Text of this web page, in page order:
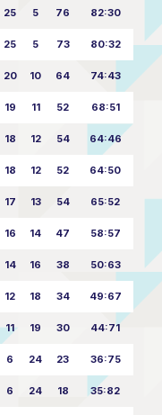
25 5 76 82:30
25 5 73 80:32
20 10 64 74:43
19 11 52 68:51
18 12 54 64:46
18 12 52 64:50
17 13 54 65:52
16 14 47 58:57
14 16 38 50:63
12 18 34 49:67
11 19 30 44:71
6 24 23 36:75
6 24 18 35:82